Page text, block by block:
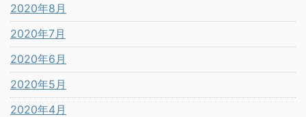
2020年8月
2020年7月
2020年6月
2020年5月
2020年4月